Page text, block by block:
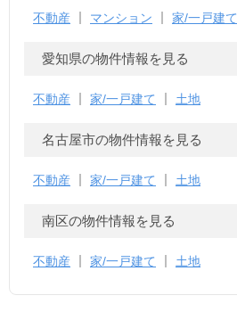
不動産 マンション 家/一戸建て
愛知県の物件情報を見る
不動産 家/一戸建て 土地
名古屋市の物件情報を見る
不動産 家/一戸建て 土地
南区の物件情報を見る
不動産 家/一戸建て 土地